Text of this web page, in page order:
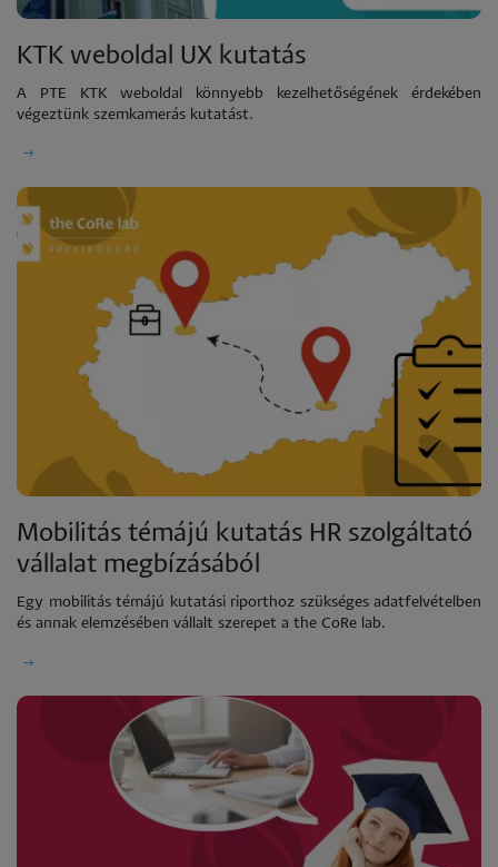
KTK weboldal UX kutatás
A PTE KTK weboldal könnyebb kezelhetőségének érdekében
végeztünk szemkamerás kutatást.
Mobilitás témájú kutatás HR szolgáltató
vállalat megbízásából
Egy mobilitás témájú kutatási riporthoz szükséges adatfelvételben
és annak elemzésében vállalt szerepet a the CoRe lab.